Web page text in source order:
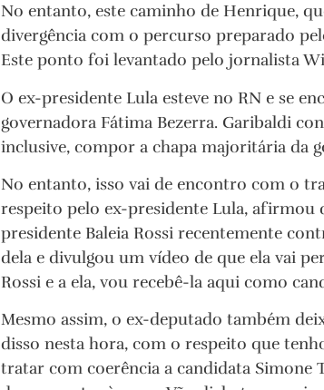
No entanto, este caminho de Henrique,
divergência com o percurso preparado
Este ponto foi levantado pelo jornalista
O ex-presidente Lula esteve no RN e se
governadora Fátima Bezerra. Garibaldi
inclusive, compor a chapa majoritária da
No entanto, isso vai de encontro com o
respeito pelo ex-presidente Lula, afirmou
presidente Baleia Rossi recentemente
dela e divulgou um vídeo de que ela vai
Rossi e a ela, vou recebê-la aqui como
Mesmo assim, o ex-deputado também
disso nesta hora, com o respeito que
tratar com coerência a candidata Simone